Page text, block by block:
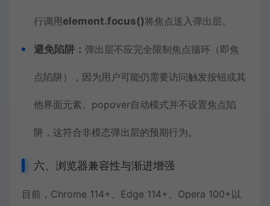
行调用element.focus()将焦点送入弹出层。
避免陷阱： 弹出层不应完全限制焦点循环（即焦
点陷阱），因为用户可能仍需要访问触发按钮或其
他界面元素。popover自动模式并不设置焦点陷
阱，这符合非模态弹出层的预期行为。
六、浏览器兼容性与渐进增强
目前，Chrome 114+、Edge 114+、Opera 100+以